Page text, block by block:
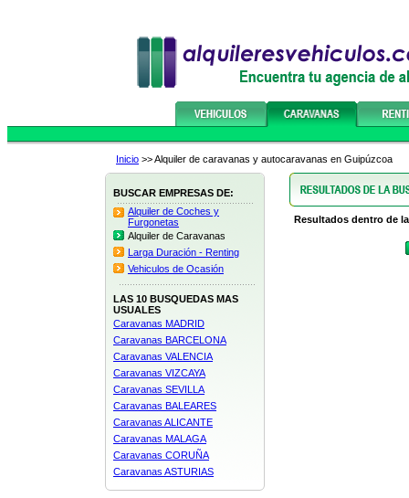
Inicio >> Alquiler de caravanas y autocaravanas en Guipúzcoa
BUSCAR EMPRESAS DE:
Alquiler de Coches y
Furgonetas
Alquiler de Caravanas
Larga Duración - Renting
Vehiculos de Ocasión
LAS 10 BUSQUEDAS MAS
USUALES
Caravanas MADRID
Caravanas BARCELONA
Caravanas VALENCIA
Caravanas VIZCAYA
Caravanas SEVILLA
Caravanas BALEARES
Caravanas ALICANTE
Caravanas MALAGA
Caravanas CORUÑA
Caravanas ASTURIAS
Resultados dentro de